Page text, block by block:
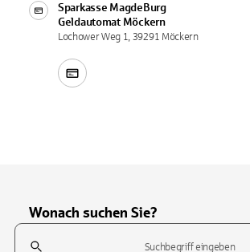
Sparkasse MagdeBurg
Geldautomat Möckern
Lochower Weg 1, 39291 Möckern
Wonach suchen Sie?
Suchfeld